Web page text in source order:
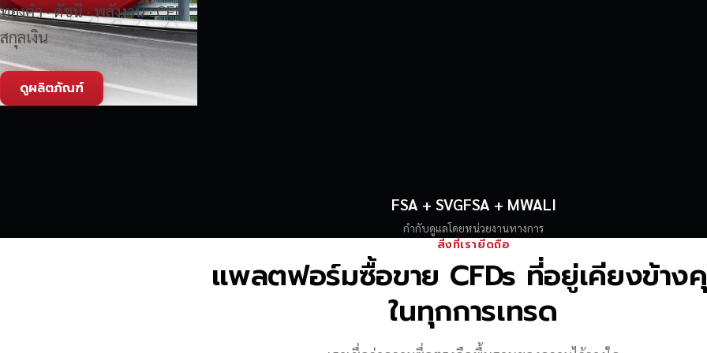
ทองคำ · ดัชนี · พลังงาน · CFD
สกุลเงิน
ดูผลิตภัณฑ์
FSA + SVGFSA + MWALI
กำกับดูแลโดยหน่วยงานทางการ
สิ่งที่เรายึดถือ
แพลตฟอร์มซื้อขาย CFDs ที่อยู่เคียงข้า
ในทุกการเทรด